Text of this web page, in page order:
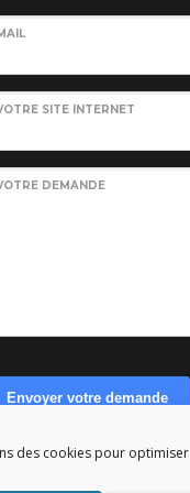
des cookies pour
SITE INTERNET
DEMANDE
Envoyer votre demande